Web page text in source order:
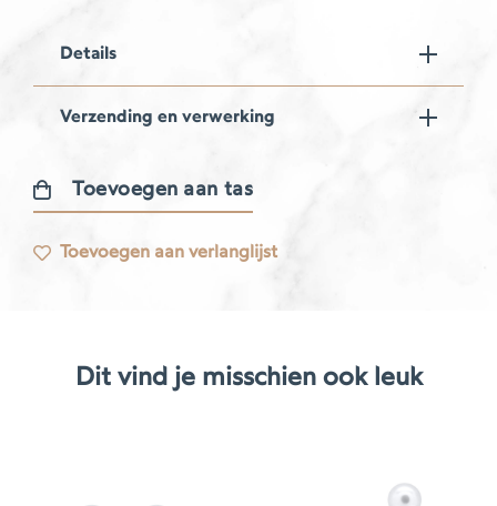
Details
Verzending en verwerking
Dormeuses
oorbellen
Toevoegen aan tas
Toevoegen aan verlanglijst
Dit vind je misschien ook leuk